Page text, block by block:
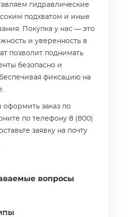
гидравлические
подхватом и иные
Покупка у нас — это
и уверенность в
позволит поднимать
безопасно и
фиксацию на
оформить заказ по
по телефону 8 (800)
заявку на почту
вопросы